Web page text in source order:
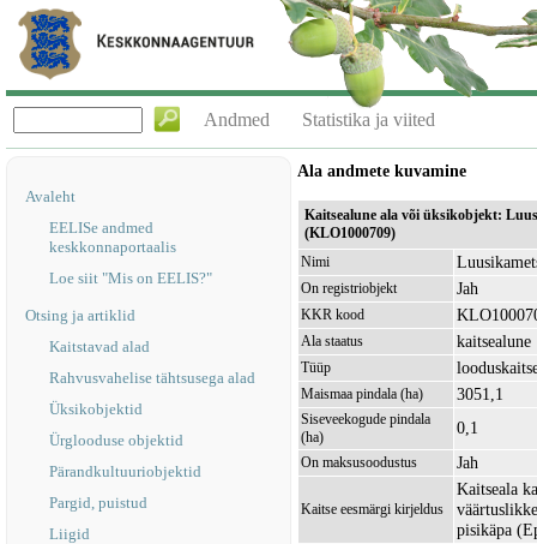
Andmed Statistika ja viited
Avaleht
EELISe andmed
keskkonnaportaalis
Loe siit "Mis on EELIS?"
Otsing ja artiklid
Kaitstavad alad
Rahvusvahelise tähtsusega alad
Üksikobjektid
Ürglooduse objektid
Pärandkultuuriobjektid
Pargid, puistud
Liigid
Ala andmete kuvamine
Kaitsealune ala või üksikobjekt:
(KLO1000709)
Nimi
On registriobjekt Jah
KKR kood
Ala staatus kaitsealune
Tüüp
Maismaa pindala (ha) 3051,1
Siseveekogude pindala
(ha)
0,1
On maksusoodustus Jah
Kaitse eesmärgi kirjeldus
Kaitseala
pisikäpa